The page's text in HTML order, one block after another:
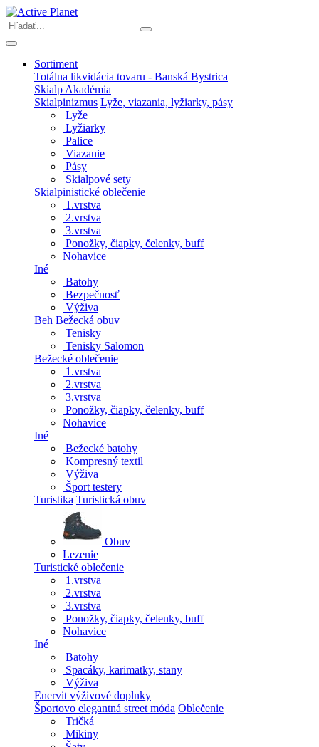
Sortiment
Totálna likvidácia tovaru - Banská Bystrica
Skialp Akadémia
Skialpinizmus Lyže, viazania, lyžiarky, pásy
Lyže
Lyžiarky
Palice
Viazanie
Pásy
Skialpové sety
Skialpinistické oblečenie
1.vrstva
2.vrstva
3.vrstva
Ponožky, čiapky, čelenky, buff
Nohavice
Iné
Batohy
Bezpečnosť
Výživa
Beh Bežecká obuv
Tenisky
Tenisky Salomon
Bežecké oblečenie
1.vrstva
2.vrstva
3.vrstva
Ponožky, čiapky, čelenky, buff
Nohavice
Iné
Bežecké batohy
Kompresný textil
Výživa
Šport testery
Turistika Turistická obuv
Obuv
Lezenie
Turistické oblečenie
1.vrstva
2.vrstva
3.vrstva
Ponožky, čiapky, čelenky, buff
Nohavice
Iné
Batohy
Spacáky, karimatky, stany
Výživa
Enervit výživové doplnky
Športovo elegantná street móda Oblečenie
Tričká
Mikiny